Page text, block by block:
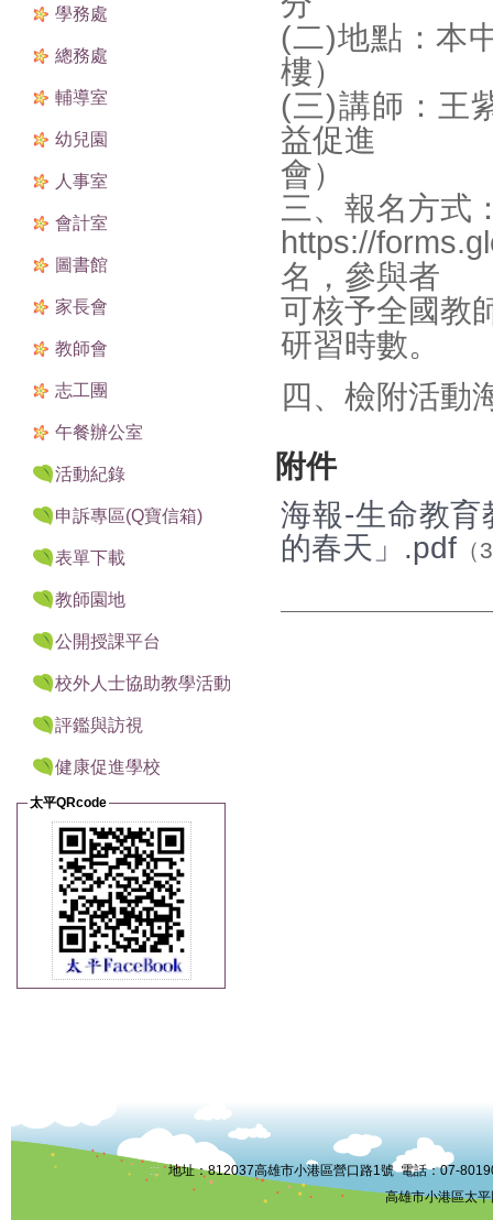
學務處
總務處
輔導室
幼兒園
人事室
會計室
圖書館
家長會
教師會
志工團
午餐辦公室
活動紀錄
申訴專區(Q寶信箱)
表單下載
教師園地
公開授課平台
校外人士協助教學活動
評鑑與訪視
健康促進學校
太平QRcode
(二)地點：本
樓）
(三)講師：王
益促進
會）
三、報名方式
https://
名，參與者
可核予全國教
研習時數。
四、檢附活動
附件
海報-生命教育
的春天」.pdf
::: 地址：812037高雄市小港區營口路1號 電話：07-
高雄市小港區太